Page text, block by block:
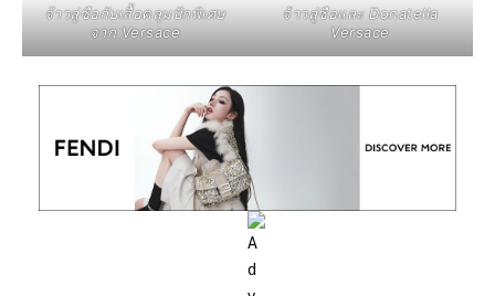
จ้าวลู่ซือกับเสื้อคลุมปักพิเศษ
จาก Versace
จ้าวลู่ซือและ Donatella
Versace